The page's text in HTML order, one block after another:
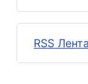
RSS